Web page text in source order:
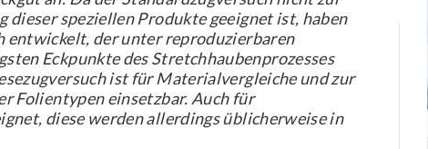
dieser speziellen Produkte geeignet ist, haben
entwickelt, der unter reproduzierbaren
Eckpunkte des Stretchhaubenprozesses
ist für Materialvergleiche und zur
Folientypen einsetzbar. Auch für
diese werden allerdings üblicherweise in